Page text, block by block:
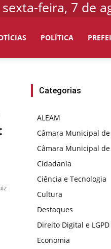
sexta-feira, 7 de
POLÍTICA
Categorias
ALEAM
Câmara Municipal
Câmara Municipal
Cidadania
Ciência e Tecnologia
Cultura
Destaques
Direito Digital e LGPD
Economia